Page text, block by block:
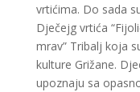
vrtićima. Do sada
Dječejg vrtića
mrav” Tribalj koja
kulture Grižane.
upoznaju sa